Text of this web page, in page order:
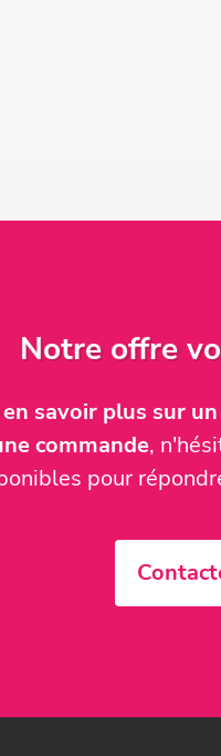
Notre offre
en savoir plus sur
commande,
pour